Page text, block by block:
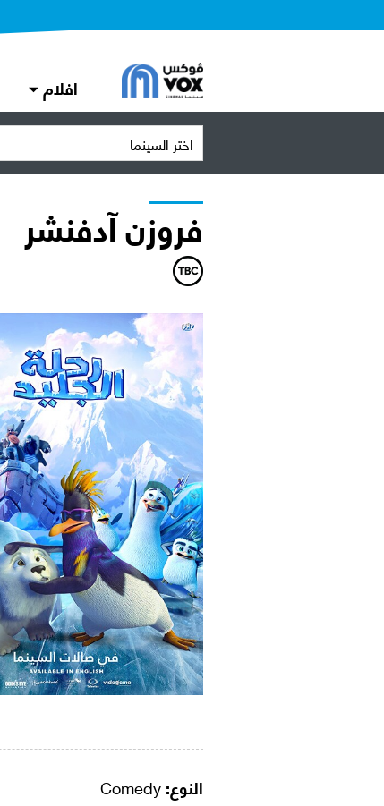
افلام
اختر السينما
فروزن آدفنشر
النوع: